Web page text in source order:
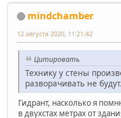
mindchamber
12 августа 2020, 11:21:42
Цитировать
Технику у стены
разворачивать не будут.
Гидрант, насколько я
в двухстах метрах от